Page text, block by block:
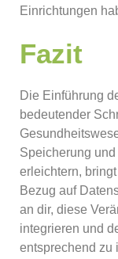
Einrichtungen
Fazit
Die Einführung
bedeutender
Speicherung
erleichtern,
Bezug auf
an dir, diese
integrieren und
entsprechend zu